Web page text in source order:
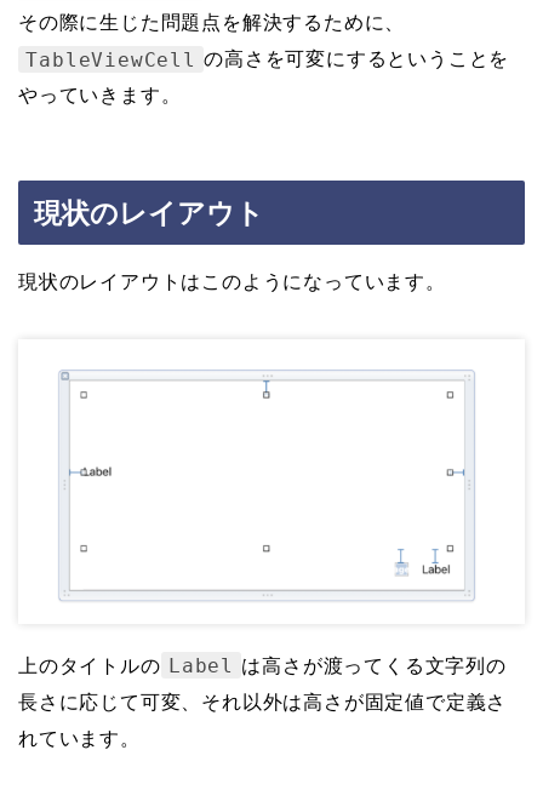
その際に生じた問題点を解決するために、
TableViewCell
の高さを可変にするということを
やっていきます。
現状のレイアウト
現状のレイアウトはこのようになっています。
上のタイトルの Label
は高さが渡ってくる文字列の
長さに応じて可変、それ以外は高さが固定値で定義さ
れています。